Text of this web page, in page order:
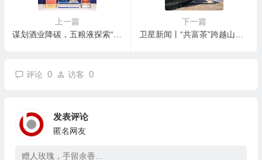
上一篇
谋划酒业降碳，五粮液探索“双碳”创新实践
下一篇
卫星新闻丨“共富茶”跨越山海助力乡村振兴
评论 0 访客 0
发表评论
匿名网友